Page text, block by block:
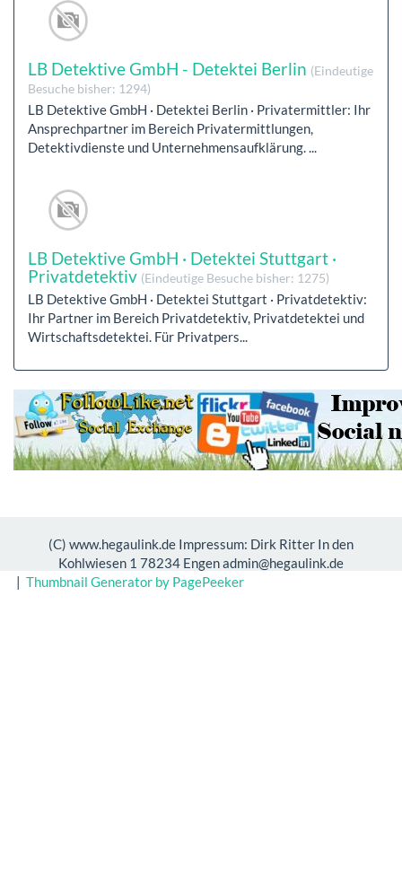
LB Detektive GmbH - Detektei Berlin (Eindeutige
Besuche bisher: 1294)
LB Detektive GmbH · Detektei Berlin · Privatermittler: Ihr
Ansprechpartner im Bereich Privatermittlungen,
Detektivdienste und Unternehmensaufklärung. ...
LB Detektive GmbH · Detektei Stuttgart ·
Privatdetektiv (Eindeutige Besuche bisher: 1275)
LB Detektive GmbH · Detektei Stuttgart · Privatdetektiv:
Ihr Partner im Bereich Privatdetektiv, Privatdetektei und
Wirtschaftsdetektei. Für Privatpers...
(C) www.hegaulink.de Impressum: Dirk Ritter In den
Kohlwiesen 1 78234 Engen admin@hegaulink.de
| Thumbnail Generator by PagePeeker